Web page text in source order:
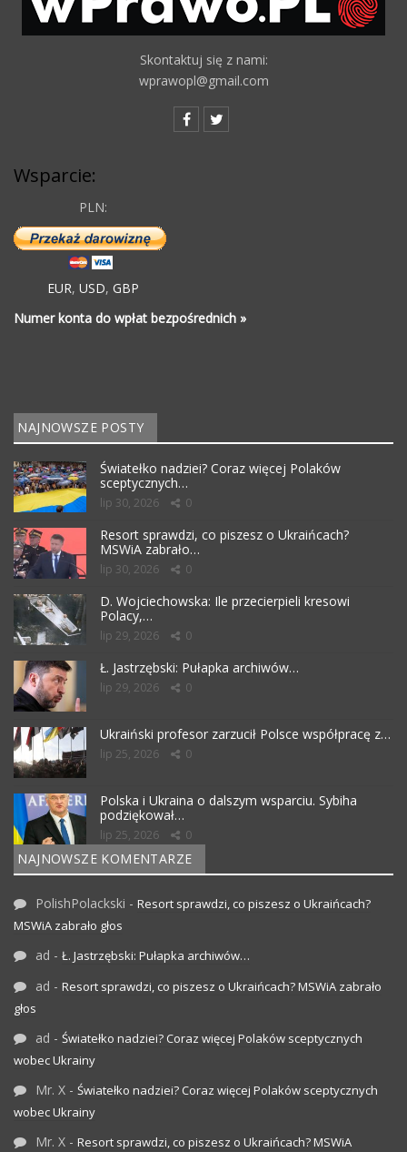
Skontaktuj się z nami:
wprawopl@gmail.com
Wsparcie:
PLN:
EUR, USD, GBP
Numer konta do wpłat bezpośrednich »
NAJNOWSZE POSTY
Światełko nadziei? Coraz więcej Polaków
sceptycznych…
lip 30, 2026 0
Resort sprawdzi, co piszesz o Ukraińcach?
MSWiA zabrało…
lip 30, 2026 0
D. Wojciechowska: Ile przecierpieli kresowi
Polacy,…
lip 29, 2026 0
Ł. Jastrzębski: Pułapka archiwów…
lip 29, 2026 0
Ukraiński profesor zarzucił Polsce współpracę z…
lip 25, 2026 0
Polska i Ukraina o dalszym wsparciu. Sybiha
podziękował…
lip 25, 2026 0
NAJNOWSZE KOMENTARZE
PolishPolackski - Resort sprawdzi, co piszesz o Ukraińcach?
MSWiA zabrało głos
ad - Ł. Jastrzębski: Pułapka archiwów…
ad - Resort sprawdzi, co piszesz o Ukraińcach? MSWiA zabrało
głos
ad - Światełko nadziei? Coraz więcej Polaków sceptycznych
wobec Ukrainy
Mr. X - Światełko nadziei? Coraz więcej Polaków sceptycznych
wobec Ukrainy
Mr. X - Resort sprawdzi, co piszesz o Ukraińcach? MSWiA